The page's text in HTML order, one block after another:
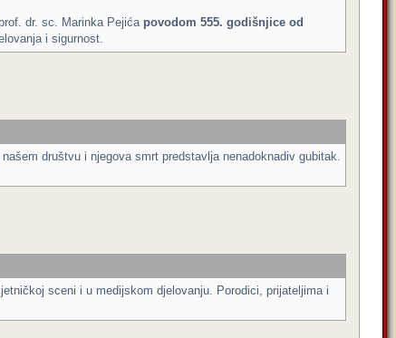
dr. sc. Marinka Pejića povodom 555. godišnjice od
i sigurnost.
društvu i njegova smrt predstavlja nenadoknadiv gubitak.
sceni i u medijskom djelovanju. Porodici, prijateljima i